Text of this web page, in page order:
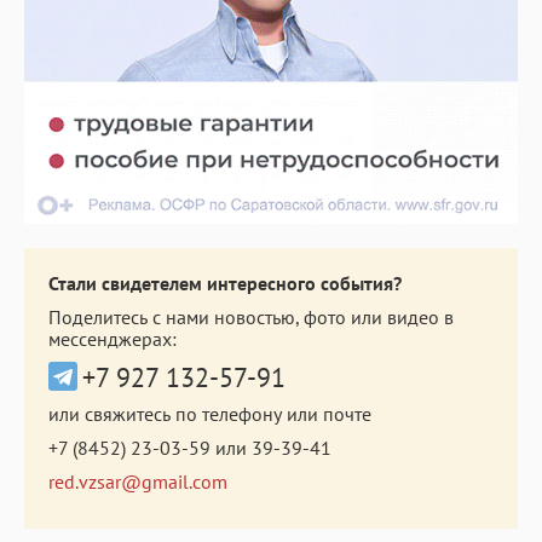
Стали свидетелем интересного события?
Поделитесь с нами новостью, фото или видео в
мессенджерах:
+7 927 132-57-91
или свяжитесь по телефону или почте
+7 (8452) 23-03-59 или 39-39-41
red.vzsar@gmail.com